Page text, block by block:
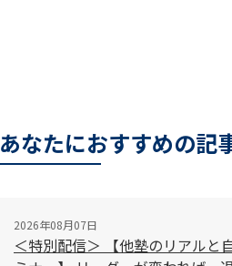
あなたにおすすめの記
2026年08月07日
＜特別配信＞ 【他塾のリアルと